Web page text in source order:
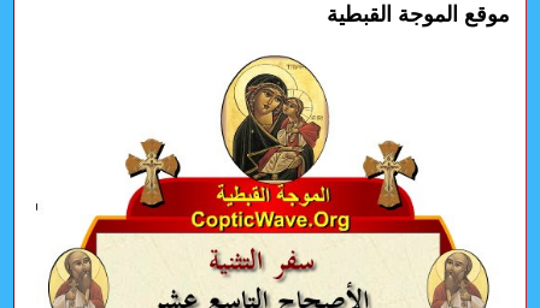
موقع الموجة القبطية